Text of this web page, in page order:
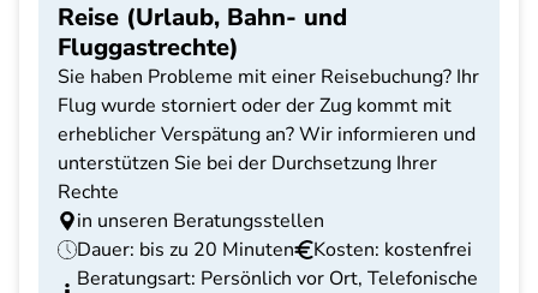
Reise (Urlaub, Bahn- und
Fluggastrechte)
Sie haben Probleme mit einer Reisebuchung? Ihr
Flug wurde storniert oder der Zug kommt mit
erheblicher Verspätung an? Wir informieren und
unterstützen Sie bei der Durchsetzung Ihrer
Rechte
in unseren Beratungsstellen
Dauer: bis zu 20 Minuten
Kosten: kostenfrei
Beratungsart: Persönlich vor Ort, Telefonische